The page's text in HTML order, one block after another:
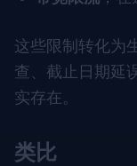
这些限制转化为
查、截止日期延
实存在。
类比